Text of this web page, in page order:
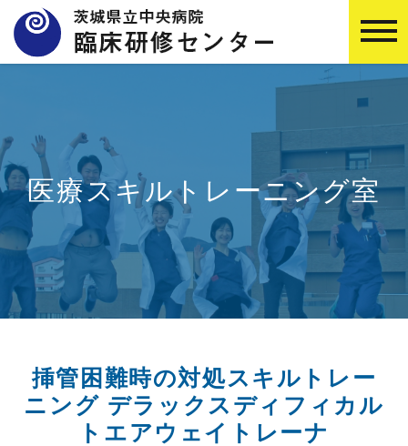
医療スキルトレーニング室
挿管困難時の対処スキルトレー
ニング デラックスディフィカル
トエアウェイトレーナ